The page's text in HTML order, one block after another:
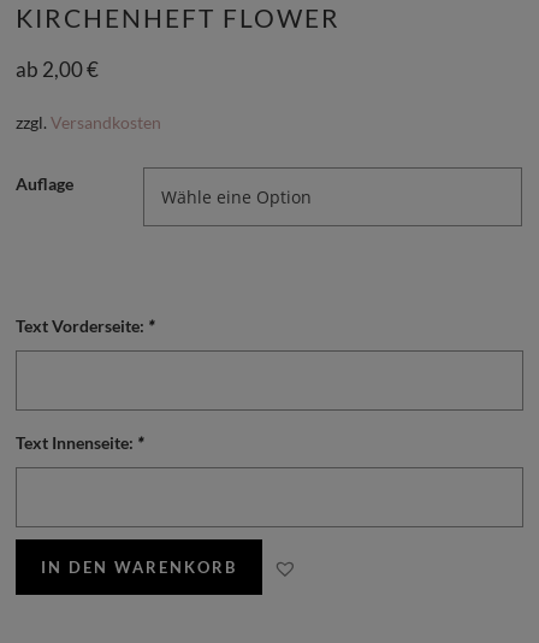
KIRCHENHEFT FLOWER
ab 2,00€
zzgl.Versandkosten
Auflage
Text Vorderseite: *
Text Innenseite: *
IN DEN WARENKORB